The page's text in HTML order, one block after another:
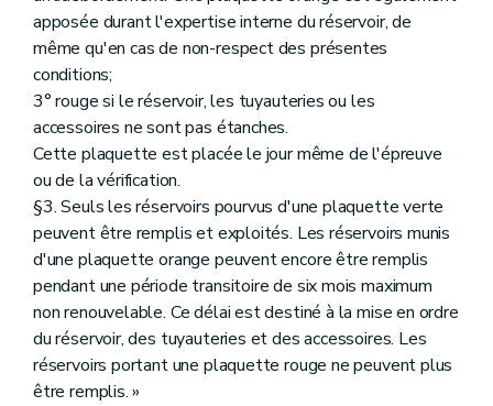
apposée durant l'expertise interne du réservoir, de
même qu'en cas de non-respect des présentes
conditions;
3° rouge si le réservoir, les tuyauteries ou les
accessoires ne sont pas étanches.
Cette plaquette est placée le jour même de l'épreuve
ou de la vérification.
§3. Seuls les réservoirs pourvus d'une plaquette verte
peuvent être remplis et exploités. Les réservoirs munis
d'une plaquette orange peuvent encore être remplis
pendant une période transitoire de six mois maximum
non renouvelable. Ce délai est destiné à la mise en ordre
du réservoir, des tuyauteries et des accessoires. Les
réservoirs portant une plaquette rouge ne peuvent plus
être remplis. »